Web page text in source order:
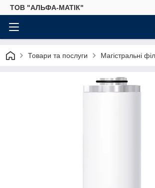
ТОВ "АЛЬФА-МАТІК"
Товари та послуги Магістральні